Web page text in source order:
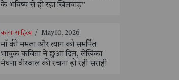
के भविष्य से हो रहा खिलवाड़”
कला-साहित्य / May 10, 2026
माँ की ममता और त्याग को समर्पित
भावुक कविता ने छुआ दिल, लेखिका
मेघना वीरवाल की रचना हो रही सराही